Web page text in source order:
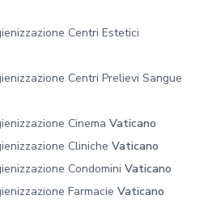
Centri Estetici
Centri Prelievi Sangue
Cinema Vaticano
Cliniche Vaticano
Condomini Vaticano
Farmacie Vaticano